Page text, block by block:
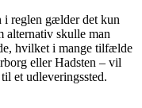
i reglen gælder det kun
alternativ skulle man
hvilket i mange tilfælde
eller Hadsten – vil
et udleveringssted.